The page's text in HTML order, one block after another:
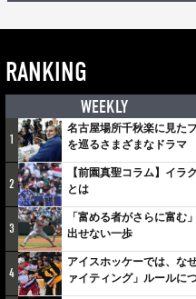
RANKING
WEEKLY
1
名古屋場所千秋楽に見た
を巡るさまざまなドラマ
2
【前園真聖コラム】イラ
とは
3
「富める者がさらに富む
出せない一歩
4
アイスホッケーでは、な
ァイティング」ルールに